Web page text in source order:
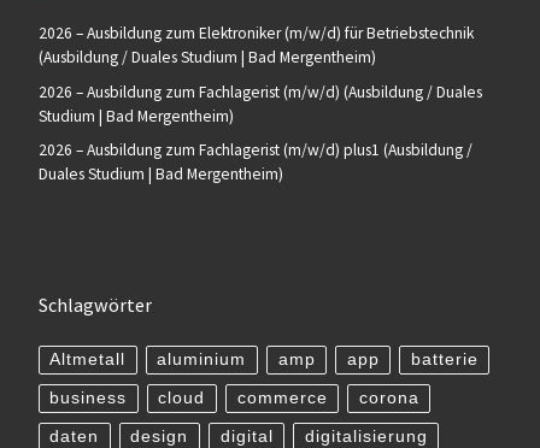
2026 – Ausbildung zum Elektroniker (m/w/d) für Betriebstechnik
(Ausbildung / Duales Studium | Bad Mergentheim)
2026 – Ausbildung zum Fachlagerist (m/w/d) (Ausbildung / Duales
Studium | Bad Mergentheim)
2026 – Ausbildung zum Fachlagerist (m/w/d) plus1 (Ausbildung /
Duales Studium | Bad Mergentheim)
Schlagwörter
Altmetall aluminium amp app batterie
business cloud commerce corona
daten design digital digitalisierung